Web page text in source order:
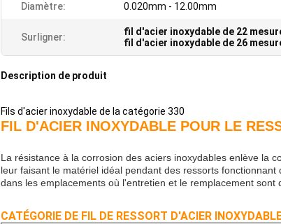
Diamètre: 0.020mm - 12.00mm
Surligner: fil d'acier inoxydable de 22
fil d'acier inoxydable de 26
Description de produit
Fils d'acier inoxydable de la catégorie 330
FIL D'ACIER INOXYDABLE POUR LE
La résistance à la corrosion des aciers inoxydables enlève la
leur faisant le matériel idéal pendant des ressorts
dans les emplacements où l'entretien et le remplacement sont
CATÉGORIE DE FIL DE RESSORT D'ACIER